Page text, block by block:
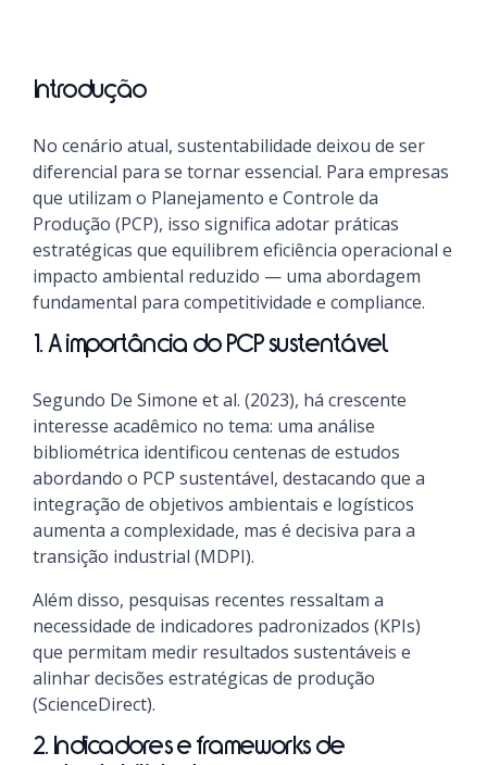
Introdução
No cenário atual, sustentabilidade deixou de ser
diferencial para se tornar essencial. Para empresas
que utilizam o Planejamento e Controle da
Produção (PCP), isso significa adotar práticas
estratégicas que equilibrem eficiência operacional e
impacto ambiental reduzido — uma abordagem
fundamental para competitividade e compliance.
1. A importância do PCP sustentável
Segundo De Simone et al. (2023), há crescente
interesse acadêmico no tema: uma análise
bibliométrica identificou centenas de estudos
abordando o PCP sustentável, destacando que a
integração de objetivos ambientais e logísticos
aumenta a complexidade, mas é decisiva para a
transição industrial (MDPI).
Além disso, pesquisas recentes ressaltam a
necessidade de indicadores padronizados (KPIs)
que permitam medir resultados sustentáveis e
alinhar decisões estratégicas de produção
(ScienceDirect).
2. Indicadores e frameworks de